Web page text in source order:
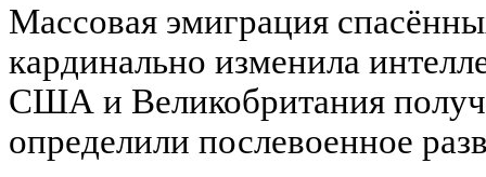
Массовая эмиграция
кардинально изменила
США и Великобритания
определили послевоенное